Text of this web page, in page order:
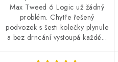
Max Tweed 6 Logic už žádný
problém. Chytře řešený
podvozek s šesti kolečky plynule
a bez drncání vystoupá každé...